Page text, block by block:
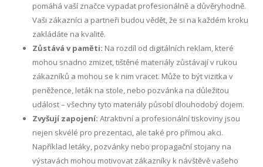
pomáhá vaší značce vypadat profesionálně a důvěryhodně.
Vaši zákazníci a partneři budou vědět, že si na každém kroku
zakládáte na kvalitě.
Zůstává v paměti: Na rozdíl od digitálních reklam, které
mohou snadno zmizet, tištěné materiály zůstávají v rukou
zákazníků a mohou se k nim vracet. Může to být vizitka v
peněžence, leták na stole, nebo pozvánka na důležitou
událost – všechny tyto materiály působí dlouhodobý dojem.
Zvyšují zapojení: Atraktivní a profesionální tiskoviny jsou
nejen skvélé pro prezentaci, ale také pro přímou akci.
Například letáky, pozvánky nebo propagační stojany na
výstavách mohou motivovat zákazníky k návštěvě vašeho